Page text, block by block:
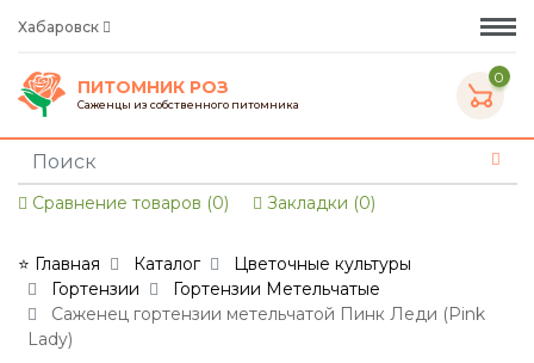
Хабаровск
ПИТОМНИК РОЗ
Саженцы из собственного питомника
0
Сравнение товаров (0) Закладки (0)
⭐ Главная Каталог
Цветочные культуры
Гортензии
Гортензии Метельчатые
Саженец гортензии метельчатой Пинк Леди (Pink
Lady)